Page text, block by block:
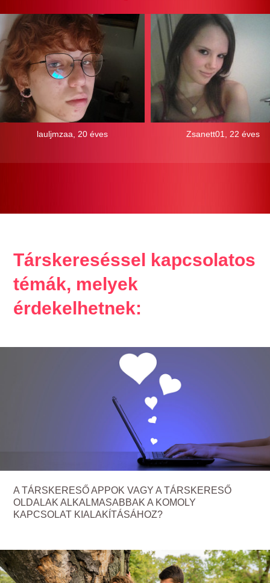
lauljmzaa, 20 éves Zsanett01, 22 éves
Társkereséssel kapcsolatos
témák, melyek
érdekelhetnek:
A TÁRSKERESŐ APPOK VAGY A TÁRSKERESŐ
OLDALAK ALKALMASABBAK A KOMOLY
KAPCSOLAT KIALAKÍTÁSÁHOZ?